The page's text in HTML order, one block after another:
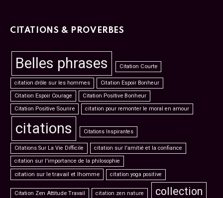
CITATIONS & PROVERBES
Belles phrases Citation Courte
citation drôle sur les hommes
Citation Espoir Bonheur
Citation Espoir Courage
Citation Positive Bonheur
Citation Positive Sourire
citation pour remonter le moral en amour
citations Citations Inspirantes
Citations Sur La Vie Difficile
citation sur l'amitié et la confiance
citation sur l'importance de la philosophie
citation sur le travail et lhomme citation yoga positive
Citation Zen Attitude Travail citation zen nature collection